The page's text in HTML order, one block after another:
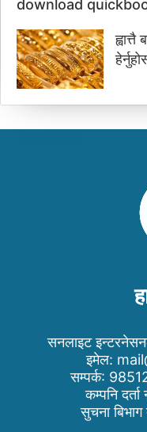
download
सनलाइट
इमेल:
सम्पर्क:
कम्पनि
सुचना